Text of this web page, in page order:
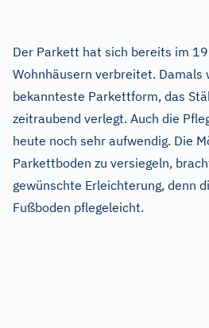
Der Parkett hat sich bereits im
Wohnhäusern verbreitet. Damals
bekannteste Parkettform, das
zeitraubend verlegt. Auch die
heute noch sehr aufwendig. Die
Parkettboden zu versiegeln,
gewünschte Erleichterung, denn
Fußboden pflegeleicht.